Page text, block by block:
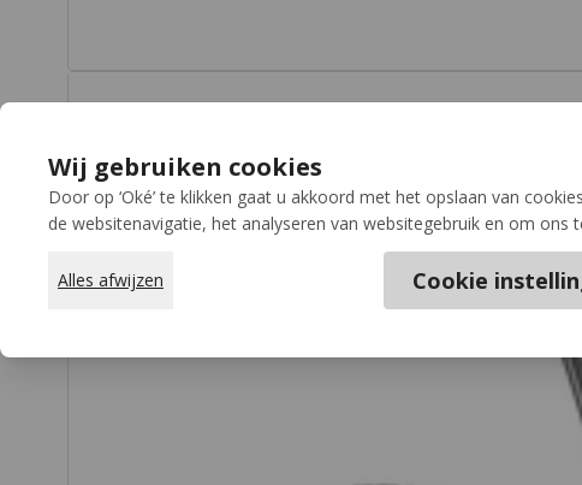
Wij gebruiken cookies
Door op ‘Oké’ te klikken gaat u akkoord met het opslaan van
de websitenavigatie, het analyseren van websitegebruik en om ons
Cookie
Alles afwijzen